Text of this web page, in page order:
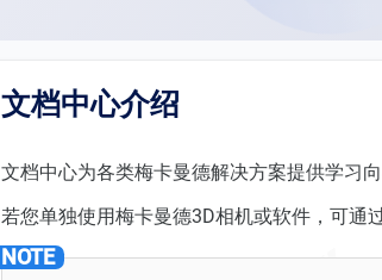
文档中心介绍
文档中心为各类梅卡曼德解决方案提供学习
若您单独使用梅卡曼德3D相机或软件，可通